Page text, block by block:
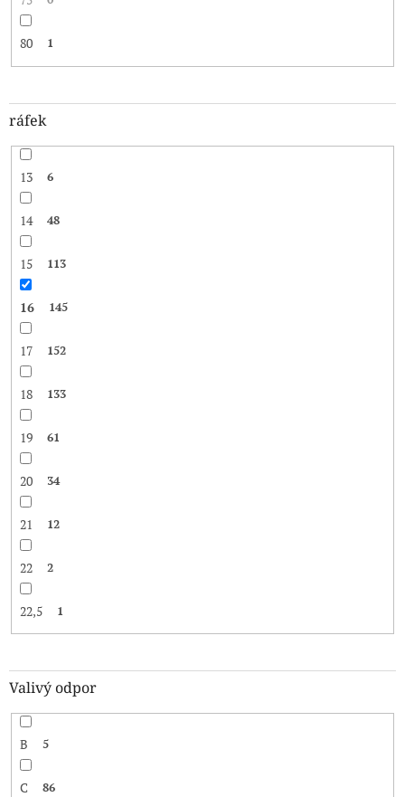
80 1
ráfek
13 6
14 48
15 113
16 145
17 152
18 133
19 61
20 34
21 12
22 2
22,5 1
Valivý odpor
B 5
C 86